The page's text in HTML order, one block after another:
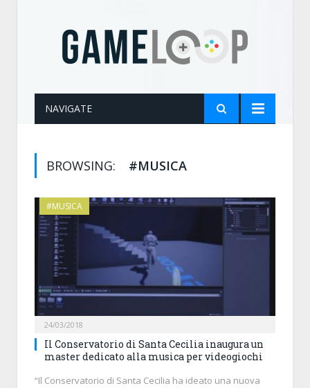
NAVIGATE
BROWSING: #MUSICA
#MUSICA
24/03/2018
Il Conservatorio di Santa Cecilia inaugura un
master dedicato alla musica per videogiochi
“Il Conservatorio di Santa Cecilia ha ideato una nuova